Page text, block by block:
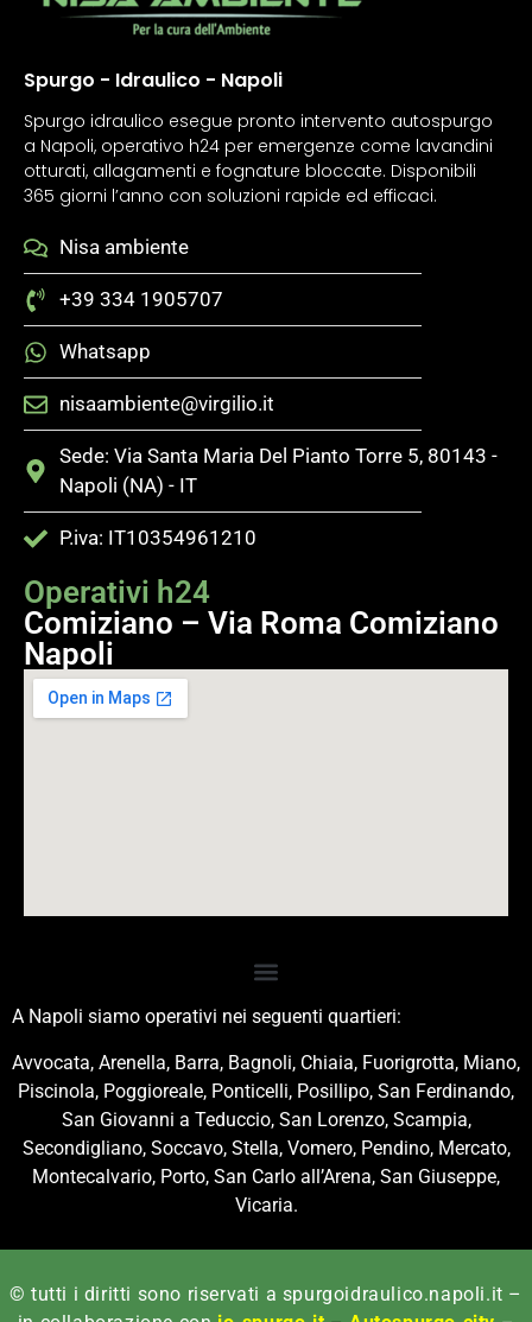
Spurgo - Idraulico - Napoli
Spurgo idraulico esegue pronto intervento autospurgo
a Napoli, operativo h24 per emergenze come lavandini
otturati, allagamenti e fognature bloccate. Disponibili
365 giorni l’anno con soluzioni rapide ed efficaci.
Nisa ambiente
+39 334 1905707
Whatsapp
nisaambiente@virgilio.it
Sede: Via Santa Maria Del Pianto Torre 5, 80143 -
Napoli (NA) - IT
P.iva: IT10354961210
Operativi h24
Comiziano – Via Roma Comiziano
Napoli
A Napoli siamo operativi nei seguenti quartieri:
Avvocata, Arenella, Barra, Bagnoli, Chiaia, Fuorigrotta, Miano,
Piscinola, Poggioreale, Ponticelli, Posillipo, San Ferdinando,
San Giovanni a Teduccio, San Lorenzo, Scampia,
Secondigliano, Soccavo, Stella, Vomero, Pendino, Mercato,
Montecalvario, Porto, San Carlo all’Arena, San Giuseppe,
Vicaria.
© tutti i diritti sono riservati a spurgoidraulico.napoli.it –